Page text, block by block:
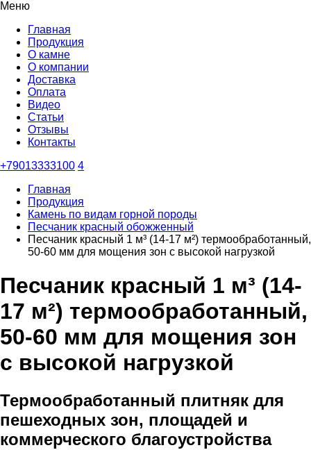
Меню
Главная
Продукция
О камне
О компании
Доставка
Оплата
Видео
Статьи
Отзывы
Контакты
+79013333100 4
Главная
Продукция
Камень по видам горной породы
Песчаник красный обожженный
Песчаник красный 1 м³ (14-17 м²) термообработанный,
50-60 мм для мощения зон с высокой нагрузкой
Песчаник красный 1 м³ (14-
17 м²) термообработанный,
50-60 мм для мощения зон
с высокой нагрузкой
Термообработанный плитняк для
пешеходных зон, площадей и
коммерческого благоустройства